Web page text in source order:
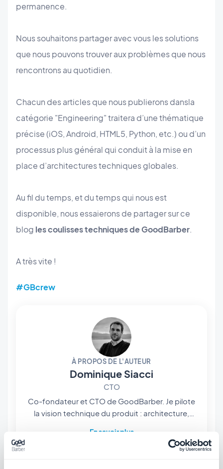
permanence.
Nous souhaitons partager avec vous les solutions
que nous pouvons trouver aux problèmes que nous
rencontrons au quotidien.
Chacun des articles que nous publierons dansla
catégorie "Engineering" traitera d’une thématique
précise (iOS, Android, HTML5, Python, etc.) ou d’un
processus plus général qui conduit à la mise en
place d’architectures techniques globales.
Au fil du temps, et du temps qui nous est
disponible, nous essaierons de partager sur ce
blog les coulisses techniques de GoodBarber.
A très vite !
#GBcrew
À PROPOS DE L'AUTEUR
Dominique Siacci
CTO
Co-fondateur et CTO de GoodBarber. Je pilote
la vision technique du produit : architecture,
de l'IA au cœur de la plateforme. Développeur
dans l'âme, je reste proche du code et des
En savoir plus